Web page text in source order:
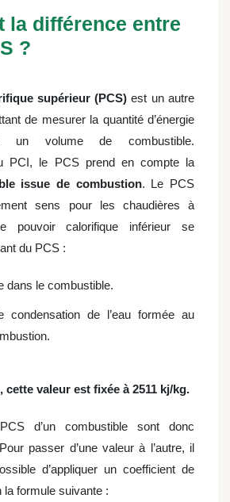
la différence entre
?
supérieur (PCS) est un autre
de mesurer la quantité d’énergie
un volume de combustible.
PCI, le PCS prend en compte la
issue de combustion. Le PCS
sens pour les chaudières à
pouvoir calorifique inférieur se
du PCS :
dans le combustible.
condensation de l’eau formée au
cette valeur est fixée à 2511 kj/kg.
d’un combustible sont donc
passer d’une valeur à l’autre, il
d’appliquer un coefficient de
formule suivante :